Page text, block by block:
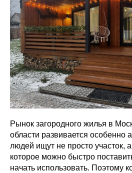
Рынок загородного жилья в
области развивается особенно
людей ищут не просто участок,
которое можно быстро
начать использовать. Поэтому